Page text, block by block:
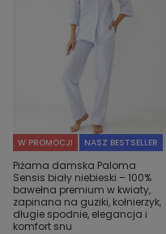
W PROMOCJI NASZ BESTSELLER
Piżama damska Paloma
Sensis biały niebieski – 100%
bawełna premium w kwiaty,
zapinana na guziki, kołnierzyk,
długie spodnie, elegancja i
komfort snu